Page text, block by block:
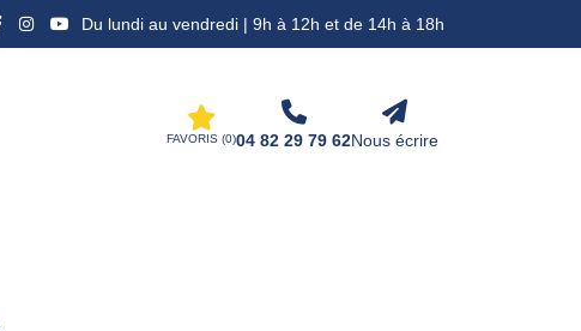
Du lundi au vendredi | 9h à 12h et de 14h à 18h
FAVORIS (0)04 82 29 79 62Nous écrire